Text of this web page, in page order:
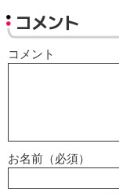
コメント
コメント
お名前（必須）